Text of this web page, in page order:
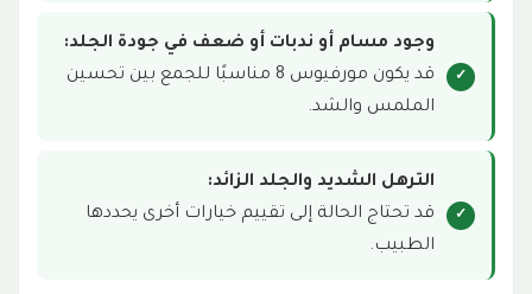
وجود مسام أو ندبات أو ضعف في جودة الجلد:
قد يكون مورفيوس 8 مناسبًا للجمع بين تحسين
الملمس والشد.
الترهل الشديد والجلد الزائد:
قد تحتاج الحالة إلى تقييم خيارات أخرى يحددها
الطبيب.